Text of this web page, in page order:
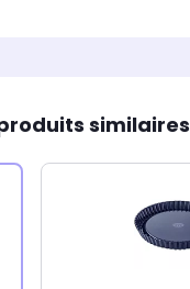
similaires